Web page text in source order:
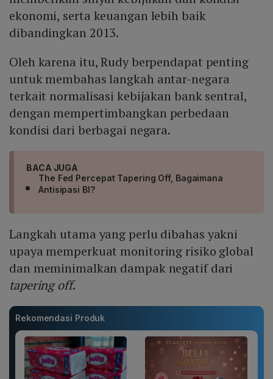
ekonomi, serta keuangan lebih baik
dibandingkan 2013.
Oleh karena itu, Rudy berpendapat penting
untuk membahas langkah antar-negara
terkait normalisasi kebijakan bank sentral,
dengan mempertimbangkan perbedaan
kondisi dari berbagai negara.
BACA JUGA
The Fed Percepat Tapering Off, Bagaimana
Antisipasi BI?
Langkah utama yang perlu dibahas yakni
upaya memperkuat monitoring risiko global
dan meminimalkan dampak negatif dari
tapering off.
Rekomendasi Produk